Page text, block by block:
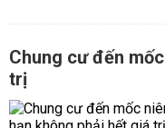
Chung cư đến
trị